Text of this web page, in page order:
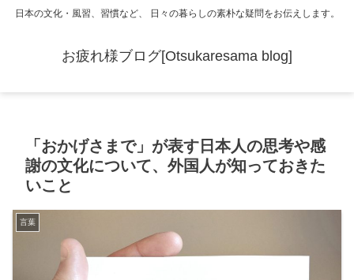
日本の文化・風習、習慣など、 日々の暮らしの素朴な疑問をお伝えします。
お疲れ様ブログ[Otsukaresama blog]
「おかげさまで」が表す日本人の思考や感
謝の文化について、外国人が知っておきた
いこと
言葉